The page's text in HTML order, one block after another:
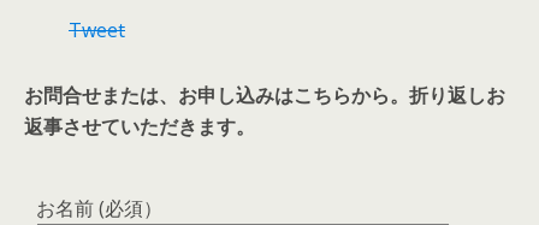
Tweet
お問合せまたは、お申し込みはこちらから。折り返しお
返事させていただきます。
お名前 (必須）